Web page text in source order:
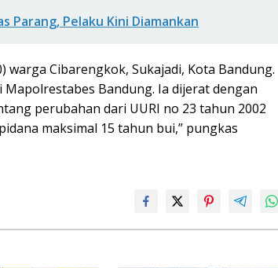
Parang, Pelaku Kini Diamankan
warga Cibarengkok, Sukajadi, Kota Bandung.
Bandung. Ia dijerat dengan
perubahan dari UURI no 23 tahun 2002
maksimal 15 tahun bui,” pungkas